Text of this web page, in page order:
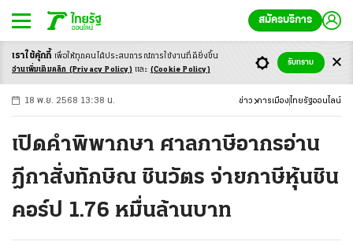
สมัครบริการ
-ก ก ก+
18 พ.ย. 2568 13:38 น. ข่าว การเมือง ไทยรัฐออนไลน์
เปิดคำพิพากษา ศาลภาษีอากรอ่าน
ฎีกาสั่งทักษิณ ชินวัตร จ่ายภาษีหุ้นชิน
คอร์ป 1.76 หมื่นล้านบาท
เราใช้คุ้กกี้ เพื่อให้ทุกคนได้ประสบการณ์การใช้งานที่ดียิ่งขึ้น
อ่านเพิ่มเติมคลิก (Privacy Policy) และ (Cookie Policy)
รับทราบ